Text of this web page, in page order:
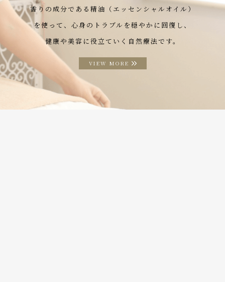
香りの成分である精油（エッセンシャルオイル）
を使って、心身のトラブルを穏やかに回復し、
健康や美容に役立ていく自然療法です。
VIEW MORE